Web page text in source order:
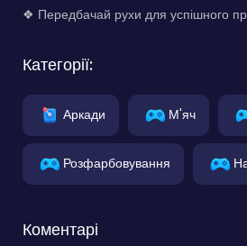
❖ Передбачай рухи для успішного
Категорії:
Аркади М'яч
Розфарбовування
Коментарі